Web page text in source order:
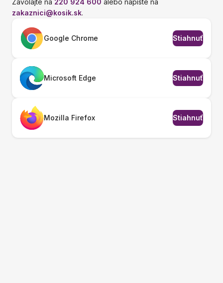
zakaznici@kosik.sk.
Google Chrome Stiahnuť
Microsoft Edge Stiahnuť
Mozilla Firefox Stiahnuť